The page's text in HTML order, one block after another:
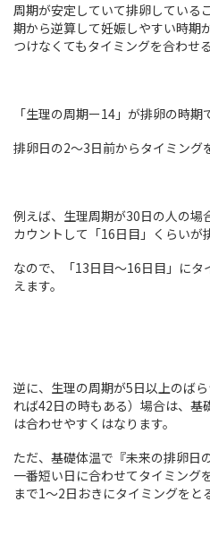
周期が安定していて排卵している
期から逆算して妊娠しやすい時期
つけなくてもタイミングを合わせ
「生理の周期ー14」が排卵の時期
排卵日の2～3日前からタイミング
例えば、生理周期が30日の人の場
カウントして「16日目」くらいが
なので、「13日目～16日目」に
えます。
逆に、生理の周期が5日以上のば
れば42日の時もある）場合は、
は合わせやすくはなります。
ただ、基礎体温で『未来の排卵日
一番短い日に合わせてタイミング
まで1～2日おきにタイミングをと